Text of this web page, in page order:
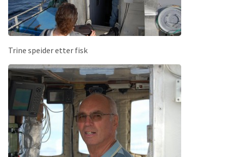
Trine speider etter fisk